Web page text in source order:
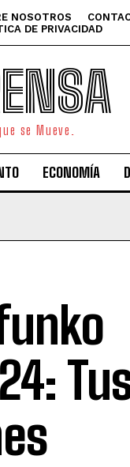
NOSOTROS
DE PRIVACIDAD
se Mueve.
ECONOMÍA